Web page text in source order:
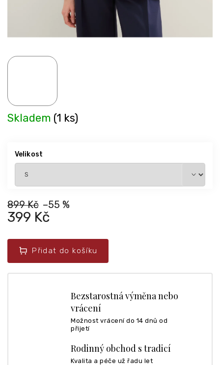
899 Kč –55 %
399 Kč
Skladem (1 ks)
Velikost
Přidat do košíku
Bezstarostná výměna nebo
vrácení
Možnost vrácení do 14 dnů od
přijetí
Rodinný obchod s tradicí
Kvalita a péče už řadu let